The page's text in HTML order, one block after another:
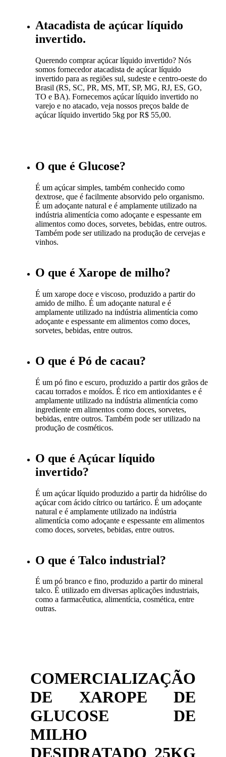
Atacadista de açúcar líquido
invertido.
Querendo comprar açúcar líquido invertido? Nós
somos fornecedor atacadista de açúcar líquido
invertido para as regiões sul, sudeste e centro-oeste do
Brasil (RS, SC, PR, MS, MT, SP, MG, RJ, ES, GO,
TO e BA). Fornecemos açúcar líquido invertido no
varejo e no atacado, veja nossos preços balde de
açúcar líquido invertido 5kg por R$ 55,00.
O que é Glucose?
É um açúcar simples, também conhecido como
dextrose, que é facilmente absorvido pelo organismo.
É um adoçante natural e é amplamente utilizado na
indústria alimentícia como adoçante e espessante em
alimentos como doces, sorvetes, bebidas, entre outros.
Também pode ser utilizado na produção de cervejas e
vinhos.
O que é Xarope de milho?
É um xarope doce e viscoso, produzido a partir do
amido de milho. É um adoçante natural e é
amplamente utilizado na indústria alimentícia como
adoçante e espessante em alimentos como doces,
sorvetes, bebidas, entre outros.
O que é Pó de cacau?
É um pó fino e escuro, produzido a partir dos grãos de
cacau torrados e moídos. É rico em antioxidantes e é
amplamente utilizado na indústria alimentícia como
ingrediente em alimentos como doces, sorvetes,
bebidas, entre outros. Também pode ser utilizado na
produção de cosméticos.
O que é Açúcar líquido
invertido?
É um açúcar líquido produzido a partir da hidrólise do
açúcar com ácido cítrico ou tartárico. É um adoçante
natural e é amplamente utilizado na indústria
alimentícia como adoçante e espessante em alimentos
como doces, sorvetes, bebidas, entre outros.
O que é Talco industrial?
É um pó branco e fino, produzido a partir do mineral
talco. É utilizado em diversas aplicações industriais,
como a farmacêutica, alimentícia, cosmética, entre
outras.
COMERCIALIZAÇÃO
DE XAROPE DE
GLUCOSE DE
MILHO
DESIDRATADO 25KG